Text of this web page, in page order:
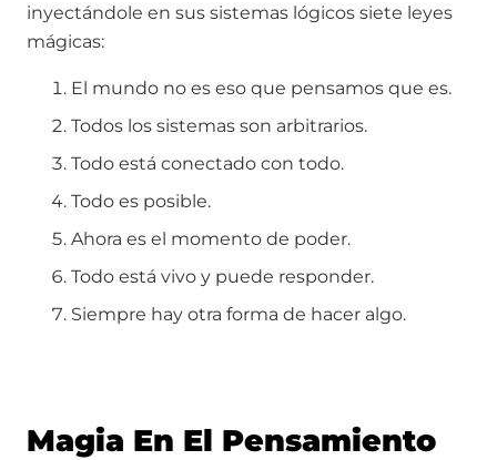
inyectándole en sus sistemas lógicos siete leyes
mágicas:
El mundo no es eso que pensamos que es.
Todos los sistemas son arbitrarios.
Todo está conectado con todo.
Todo es posible.
Ahora es el momento de poder.
Todo está vivo y puede responder.
Siempre hay otra forma de hacer algo.
Magia En El Pensamiento